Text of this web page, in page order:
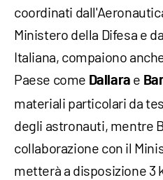
coordinati
Ministero della Difesa e
Italiana, compaiono
Paese come Dallara e
materiali particolari da
degli astronauti, mentre
collaborazione con il
metterà a disposizione 3